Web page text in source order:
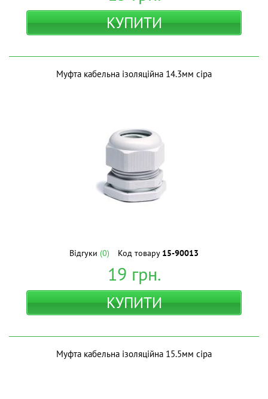
КУПИТИ
Муфта кабельна ізоляційна 14.3мм сіра
Відгуки (0) Код товару 15-90013
19 грн.
КУПИТИ
Муфта кабельна ізоляційна 15.5мм сіра